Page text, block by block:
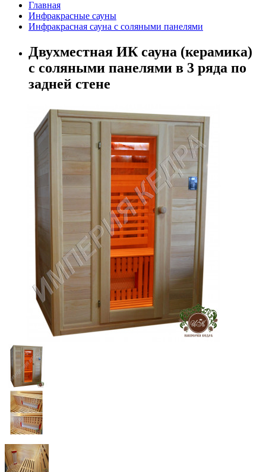
Главная
Инфракрасные сауны
Инфракрасная сауна с соляными панелями
Двухместная ИК сауна (керамика)
с соляными панелями в 3 ряда по
задней стене